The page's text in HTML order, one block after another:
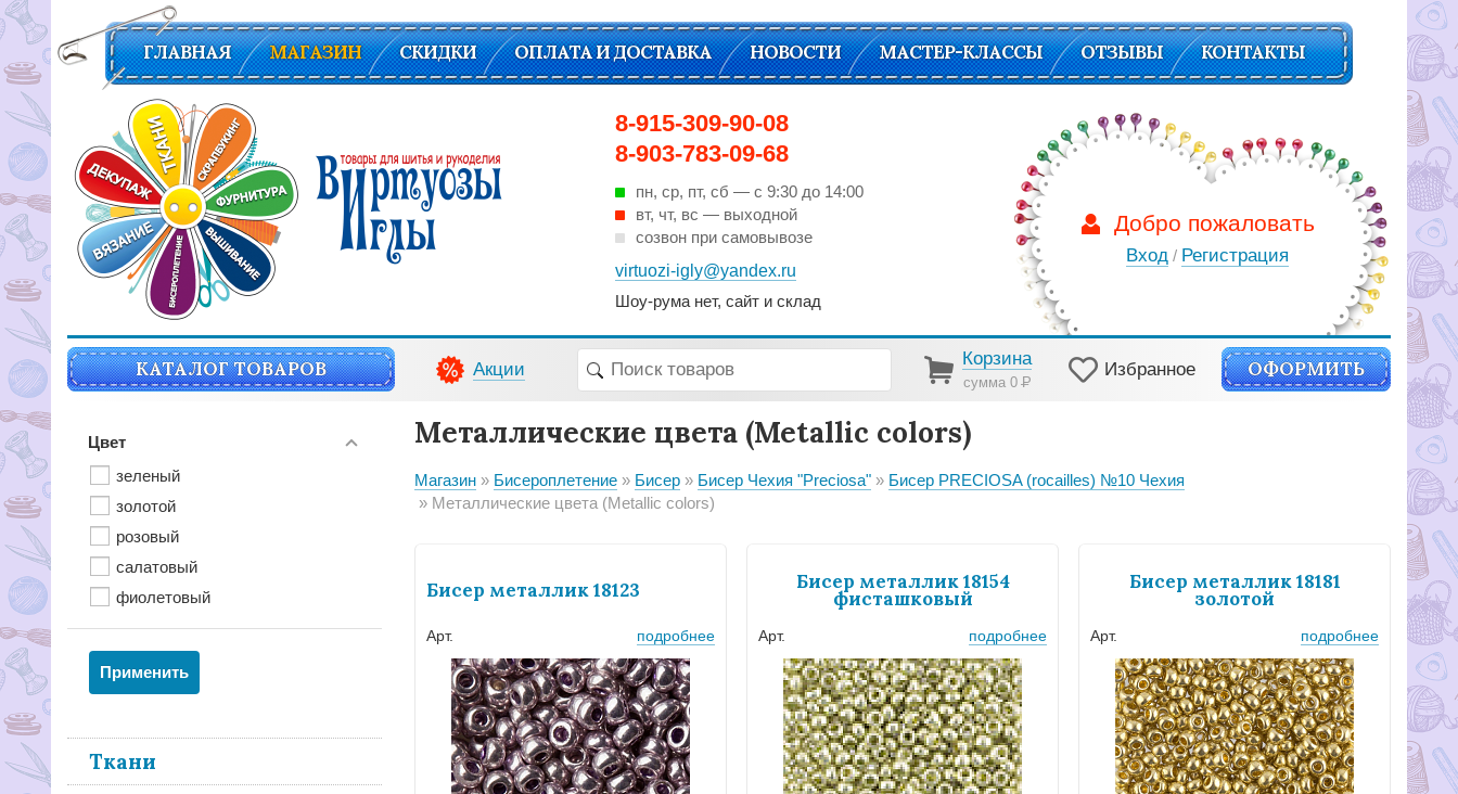
8-915-309-90-08
8-903-783-09-68
пн, ср, пт, cб — с 9:30 до 14:00
вт, чт, вс — выходной
созвон при самовывозе
virtuozi-igly@yandex.ru
Шоу-рума нет, сайт и склад
ГЛАВНАЯ МАГАЗИН СКИДКИ ОПЛАТА И ДОСТАВКА НОВОСТИ МАСТЕР-КЛАССЫ ОТЗЫВЫ КОНТАКТЫ
Добро пожаловать
Вход / Регистрация
КАТАЛОГ ТОВАРОВ Акции
Корзина
сумма 0Р
Избранное ОФОРМИТЬ
Цвет
зеленый
золотой
розовый
салатовый
фиолетовый
Ткани
Металлические цвета (Metallic colors)
Магазин Бисероплетение Бисер Бисер Чехия "Preciosa"
Бисер PRECIOSA (rocailles) №10 Чехия
Металлические цвета (Metallic colors)
Бисер металлик 18123
Арт. подробнее
Бисер металлик 18154
фисташковый
Арт. подробнее
Бисер металлик 18181
золотой
Арт. подробнее